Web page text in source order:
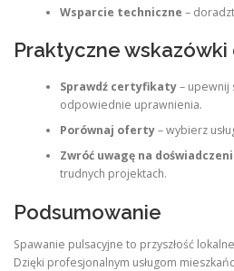
Wsparcie techniczne –
Praktyczne
Sprawdź certyfikaty– upewnij
odpowiednie uprawnienia.
Porównaj oferty– wybierz
Zwróć uwagę na
trudnych projektach.
Podsumowanie
Spawanie pulsacyjne to przyszłość
Dzięki profesjonalnym usługom